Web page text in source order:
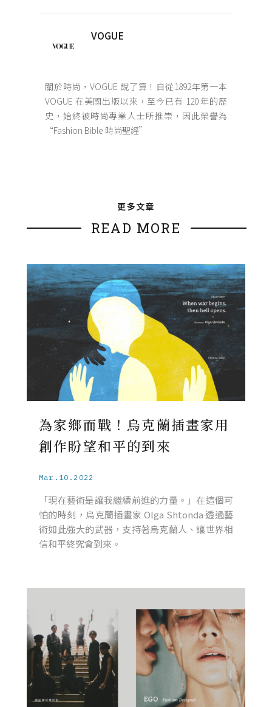
VOGUE
關於時尚，VOGUE 說了算！自從1892年第一本
VOGUE 在美國出版以來，至今已有 120 年的歷
史，始終被時尚專業人士所推崇，因此榮譽為
“Fashion Bible 時尚聖經”
更多文章
READ MORE
為家鄉而戰！烏克蘭插畫家用
創作盼望和平的到來
Mar.10.2022
「現在藝術是讓我繼續前進的力量。」在這個可
怕的時刻，烏克蘭插畫家 Olga Shtonda 透過藝
術如此強大的武器，支持著烏克蘭人、讓世界相
信和平終究會到來。